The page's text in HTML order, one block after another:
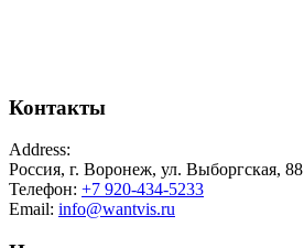
Контакты
Address:
Россия, г. Воронеж, ул. Выборгская, 88
Телефон: +7 920-434-5233
Email: info@wantvis.ru